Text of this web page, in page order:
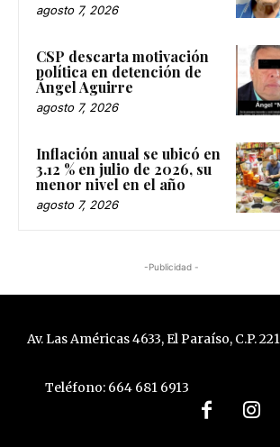
agosto 7, 2026
CSP descarta motivación
política en detención de
Ángel Aguirre
agosto 7, 2026
Inflación anual se ubicó en
3.12 % en julio de 2026, su
menor nivel en el año
agosto 7, 2026
-Publicidad -
Av. Las Américas 4633, El Paraíso, C.P.
Teléfono: 664 681 6913